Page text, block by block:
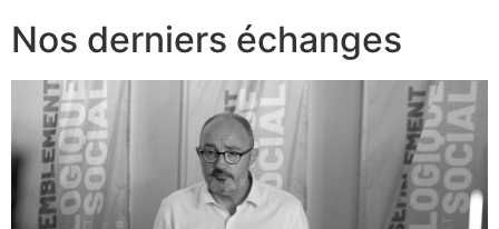
Nos derniers échanges